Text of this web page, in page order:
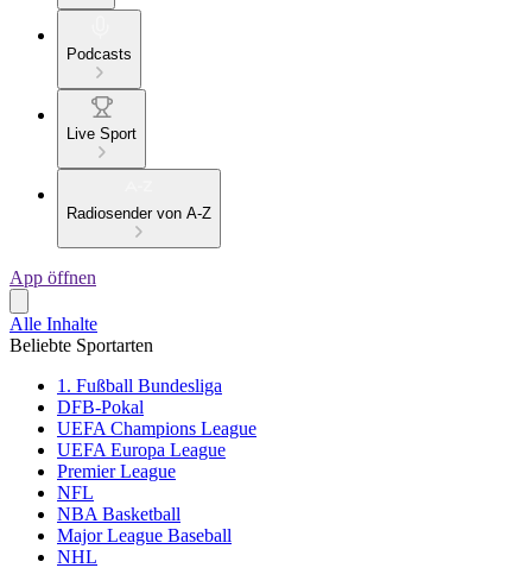
Podcasts
Live Sport
Radiosender von A-Z
App öffnen
Alle Inhalte
Beliebte Sportarten
1. Fußball Bundesliga
DFB-Pokal
UEFA Champions League
UEFA Europa League
Premier League
NFL
NBA Basketball
Major League Baseball
NHL